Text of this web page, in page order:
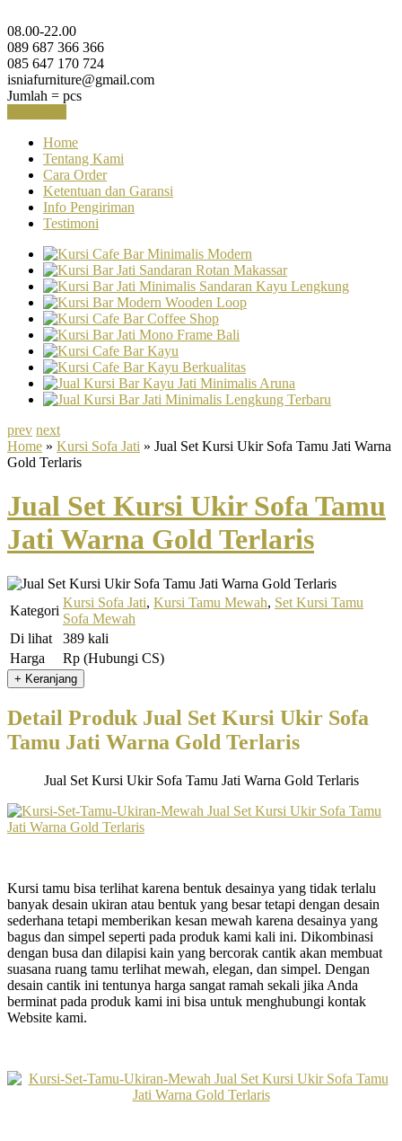
08.00-22.00
089 687 366 366
085 647 170 724
isniafurniture@gmail.com
Jumlah = pcs
Home
Tentang Kami
Cara Order
Ketentuan dan Garansi
Info Pengiriman
Testimoni
prev next
Home » Kursi Sofa Jati » Jual Set Kursi Ukir Sofa Tamu Jati Warna
Gold Terlaris
Jual Set Kursi Ukir Sofa Tamu
Jati Warna Gold Terlaris
Kategori
Kursi Sofa Jati, Kursi Tamu Mewah, Set Kursi Tamu
Sofa Mewah
Di lihat
389 kali
Harga
Rp (Hubungi CS)
Detail Produk Jual Set Kursi Ukir Sofa
Tamu Jati Warna Gold Terlaris
Jual Set Kursi Ukir Sofa Tamu Jati Warna Gold Terlaris
Kursi tamu bisa terlihat karena bentuk desainya yang tidak terlalu
banyak desain ukiran atau bentuk yang besar tetapi dengan desain
sederhana tetapi memberikan kesan mewah karena desainya yang
bagus dan simpel seperti pada produk kami kali ini. Dikombinasi
dengan busa dan dilapisi kain yang bercorak cantik akan membuat
suasana ruang tamu terlihat mewah, elegan, dan simpel. Dengan
desain cantik ini tentunya harga sangat ramah sekali jika Anda
berminat pada produk kami ini bisa untuk menghubungi kontak
Website kami.